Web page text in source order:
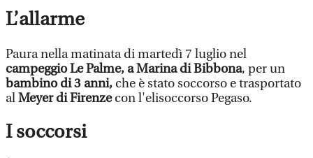
L’allarme
Paura nella matinata di martedì 7 luglio nel
campeggio Le Palme, a Marina di Bibbona, per un
bambino di 3 anni, che è stato soccorso e trasportato
alMeyer di Firenzecon l'elisoccorso Pegaso.
I soccorsi